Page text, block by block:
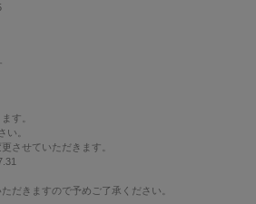
す。
い。
させていただきます。
だきますので予めご了承ください。